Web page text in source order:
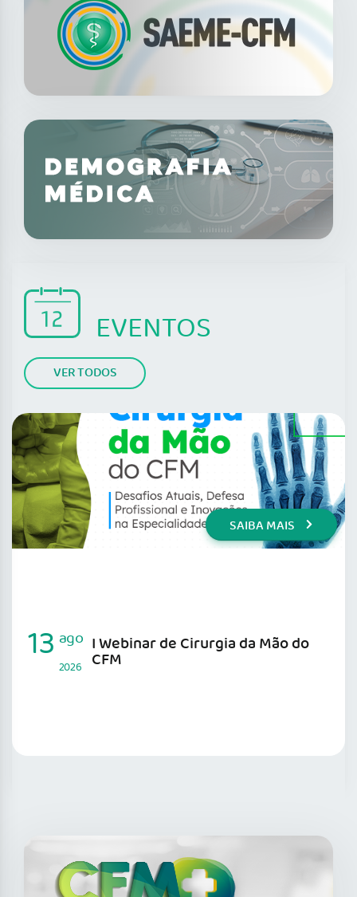
EVENTOS
VER TODOS
SAIBA MAIS
I Webinar de Cirurgia da Mão do
CFM
13 ago
2026
SAIBA MAIS